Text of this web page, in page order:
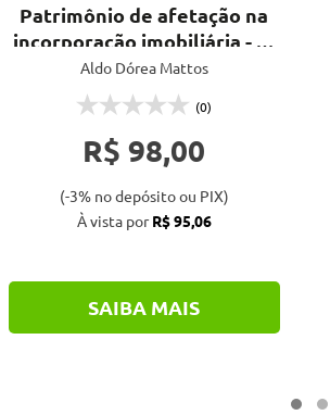
Patrimônio de afetação na
incorporação imobiliária - 3ª
ed.
Aldo Dórea Mattos
(0)
R$ 98,00
(-3% no depósito ou PIX)
À vista porR$ 95,06
SAIBA MAIS